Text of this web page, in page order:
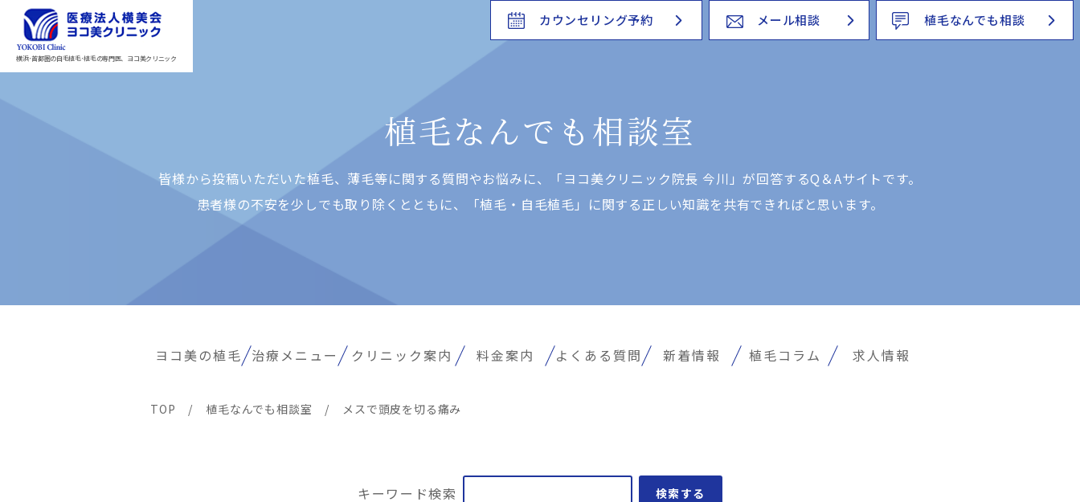
横浜･首都圏の自毛植毛･植毛の専門医、ヨコ美クリニック
カウンセリング予約 メール相談 植毛なんでも相談
植毛なんでも相談室
皆様から投稿いただいた植⽑、薄⽑等に関する質問やお悩みに、「ヨコ美クリニック院⻑ 今川」が回答するQ＆Aサイトです。
患者様の不安を少しでも取り除くとともに、「植⽑・⾃⽑植⽑」に関する正しい知識を共有できればと思います。
ヨコ美の植毛 治療メニュー クリニック案内 料金案内 よくある質問 新着情報 植毛コラム 求人情報
TOP / 植毛なんでも相談室 / メスで頭皮を切る痛み
キーワード検索 検索する